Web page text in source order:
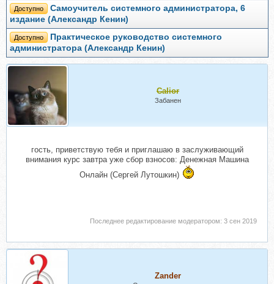
Доступно
Самоучитель системного администратора, 6
издание (Александр Кенин)
Доступно
Практическое руководство системного
администратора (Александр Кенин)
Calior
Забанен
гость, приветствую тебя и приглашаю в заслуживающий
внимания курс завтра уже сбор взносов: Денежная Машина
Онлайн (Сергей Лутошкин)
Последнее редактирование модератором: 3 сен 2019
Zander